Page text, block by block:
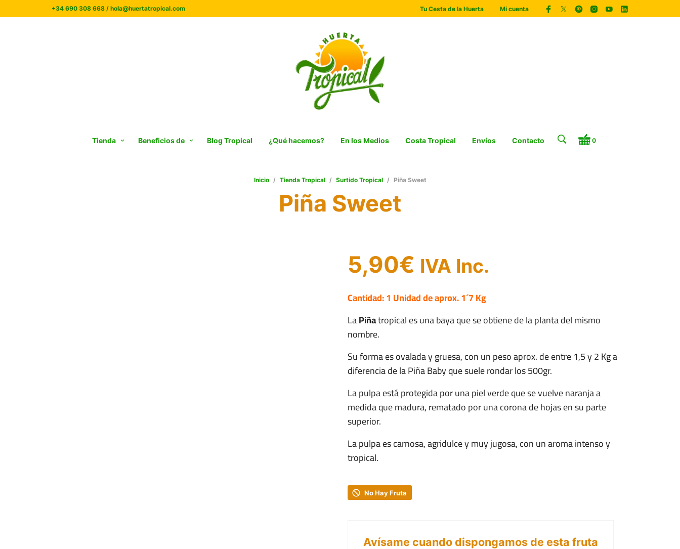
+34 690 308 668 / hola@huertatropical.com Tu Cesta de la Huerta Mi cuenta
Tienda Beneficios de Blog Tropical ¿Qué hacemos? En los Medios Costa Tropical Envíos Contacto 0
Inicio / Tienda Tropical / Surtido Tropical / Piña Sweet
Piña Sweet
5,90€ IVA Inc.
Cantidad: 1 Unidad de aprox. 1´7 Kg
LaPiñatropical es una baya que se obtiene de la planta del mismo
nombre.
Su forma es ovalada y gruesa, con un peso aprox. de entre 1,5 y 2 Kg a
diferencia de la Piña Baby que suele rondar los 500gr.
La pulpa está protegida por una piel verde que se vuelve naranja a
medida que madura, rematado por una corona de hojas en su parte
superior.
La pulpa es carnosa, agridulce y muy jugosa, con un aroma intenso y
tropical.
No Hay Fruta
Avísame cuando dispongamos de esta fruta